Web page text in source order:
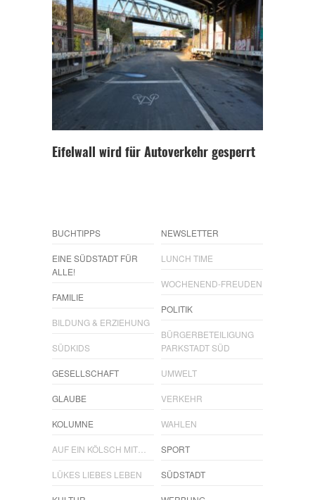
Eifelwall wird für Autoverkehr gesperrt
BUCHTIPPS
EINE SÜDSTADT FÜR
ALLE!
FAMILIE
BILDUNG & ERZIEHUNG
SÜDKIDS
GESELLSCHAFT
GLAUBE
KOLUMNE
AUF EIN KÖLSCH MIT…
LÜKES LIEBES LEBEN
NEWSLETTER
LUNCH TIME
WOCHENEND-FREUDEN
POLITIK
BÜRGERBETEILIGUNG
PARKSTADT SÜD
UMWELT
VERKEHR
WAHLEN
SPORT
SÜDSTADT